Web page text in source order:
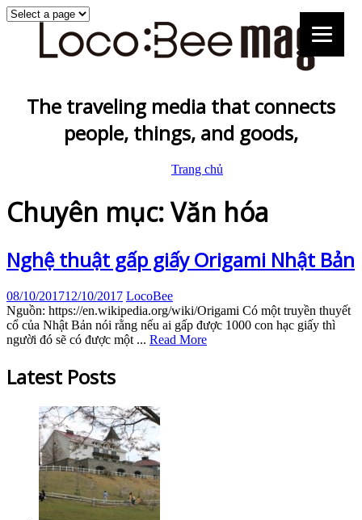
The traveling media that connects
people, things, and goods,
Trang chủ
Chuyên mục: Văn hóa
Nghệ thuật gấp giấy Origami Nhật Bản
08/10/201712/10/2017 LocoBee
Nguồn: https://en.wikipedia.org/wiki/Origami Có một truyền thuyết
cổ của Nhật Bản nói rằng nếu ai gấp được 1000 con hạc giấy thì
người đó sẽ có được một ... Read More
Latest Posts